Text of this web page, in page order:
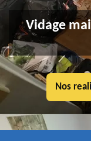
Vidage
Nos